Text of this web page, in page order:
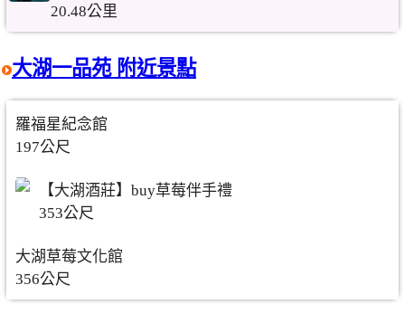
20.48公里
大湖一品苑 附近景點
羅福星紀念館
197公尺
【大湖酒莊】buy草莓伴手禮
353公尺
大湖草莓文化館
356公尺